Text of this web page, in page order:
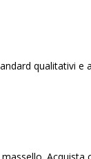
qualitativi